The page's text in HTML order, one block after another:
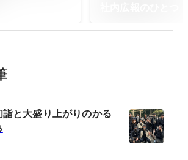
と大盛り上がりのかる